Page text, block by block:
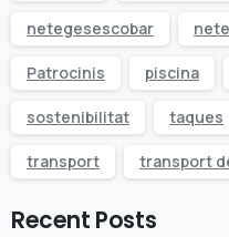
netegesescobar
Patrocinis piscina
sostenibilitat taques
transport transport
Recent Posts